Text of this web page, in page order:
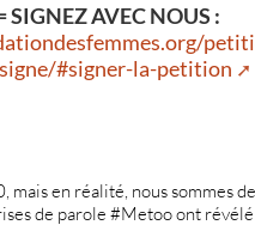
SIGNEZ AVEC NOUS :
#signer-la-petition
mais en réalité, nous sommes
de parole #Metoo ont